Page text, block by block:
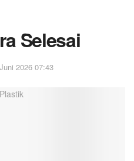
Selesai
2026 07:43